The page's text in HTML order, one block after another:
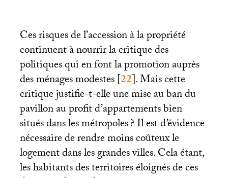
Ces risques de l’accession à la propriété
continuent à nourrir la critique des
politiques qui en font la promotion auprès
des ménages modestes[22]. Mais cette
critique justifie-t-elle une mise au ban du
pavillon au profit d’appartements bien
situés dans les métropoles? Il est d’évidence
nécessaire de rendre moins coûteux le
logement dans les grandes villes. Cela étant,
les habitants des territoires éloignés de ces